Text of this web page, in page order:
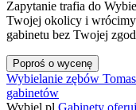
Zapytanie trafia do
Twojej okolicy i
gabinetu bez Twojej
Poproś o wycenę
Wybielanie zębów
gabinetów
Wybiel.pl Gabinety